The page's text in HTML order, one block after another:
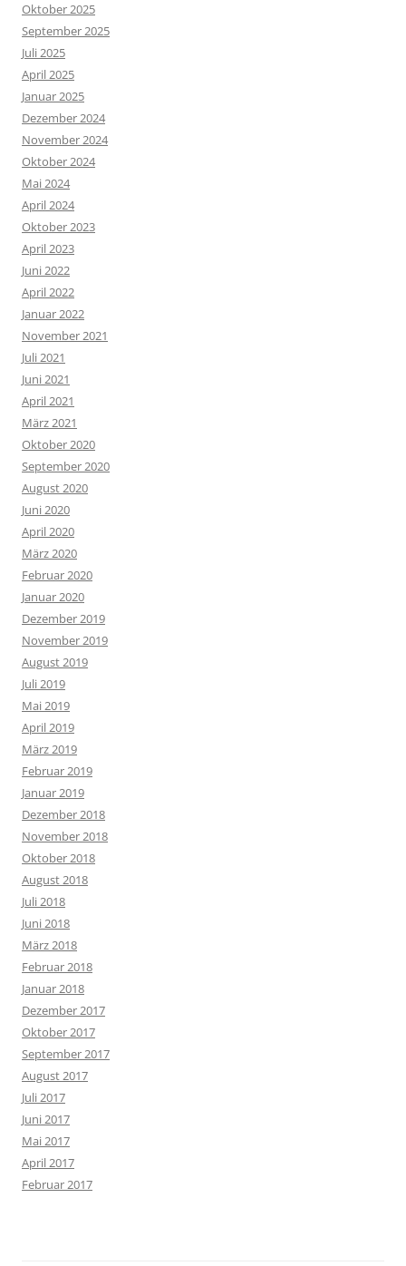
Oktober 2025
September 2025
Juli 2025
April 2025
Januar 2025
Dezember 2024
November 2024
Oktober 2024
Mai 2024
April 2024
Oktober 2023
April 2023
Juni 2022
April 2022
Januar 2022
November 2021
Juli 2021
Juni 2021
April 2021
März 2021
Oktober 2020
September 2020
August 2020
Juni 2020
April 2020
März 2020
Februar 2020
Januar 2020
Dezember 2019
November 2019
August 2019
Juli 2019
Mai 2019
April 2019
März 2019
Februar 2019
Januar 2019
Dezember 2018
November 2018
Oktober 2018
August 2018
Juli 2018
Juni 2018
März 2018
Februar 2018
Januar 2018
Dezember 2017
Oktober 2017
September 2017
August 2017
Juli 2017
Juni 2017
Mai 2017
April 2017
Februar 2017